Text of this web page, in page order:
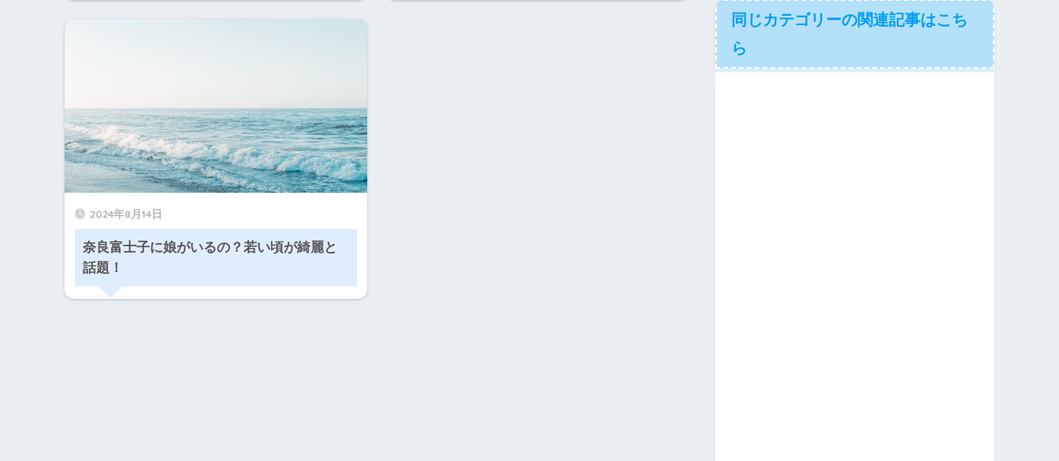
2024年8月14日
奈良富士子に娘がいるの？若い頃が綺麗と
話題！
同じカテゴリーの関連記事はこち
ら